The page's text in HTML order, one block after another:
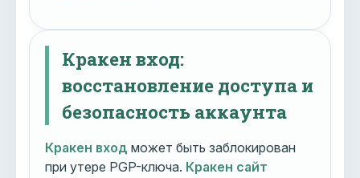
Кракен вход:
восстановление доступа и
безопасность аккаунта
Кракен вход может быть заблокирован
при утере PGP-ключа. Кракен сайт